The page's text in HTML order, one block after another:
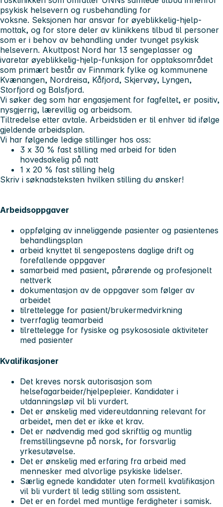
psykisk helsevern og rusbehandling for
voksne. Seksjonen har ansvar for øyeblikkelig-hjelp-
mottak, og for store deler av klinikkens tilbud til personer
som er i behov av behandling under tvunget psykisk
helsevern. Akuttpost Nord har 13 sengeplasser og
ivaretar øyeblikkelig-hjelp-funksjon for opptaksområdet
som primært består av Finnmark fylke og kommunene
Kvænangen, Nordreisa, Kåfjord, Skjervøy, Lyngen,
Storfjord og Balsfjord.
Vi søker deg som har engasjement for fagfeltet, er positiv,
nysgjerrig, lærevillig og arbeidsom.
Tiltredelse etter avtale. Arbeidstiden er til enhver tid ifølge
gjeldende arbeidsplan.
Vi har følgende ledige stillinger hos oss:
3 x 30 % fast stilling med arbeid for tiden
hovedsakelig på natt
1 x 20 % fast stilling helg
Skriv i søknadsteksten hvilken stilling du ønsker!
Arbeidsoppgaver
oppfølging av inneliggende pasienter og pasientenes
behandlingsplan
arbeid knyttet til sengepostens daglige drift og
forefallende oppgaver
samarbeid med pasient, pårørende og profesjonelt
nettverk
dokumentasjon av de oppgaver som følger av
arbeidet
tilrettelegge for pasient/brukermedvirkning
tverrfaglig teamarbeid
tilrettelegge for fysiske og psykososiale aktiviteter
med pasienter
Kvalifikasjoner
Det kreves norsk autorisasjon som
helsefagarbeider/hjelpepleier. Kandidater i
utdanningsløp vil bli vurdert.
Det er ønskelig med videreutdanning relevant for
arbeidet, men det er ikke et krav.
Det er nødvendig med god skriftlig og muntlig
fremstillingsevne på norsk, for forsvarlig
yrkesutøvelse.
Det er ønskelig med erfaring fra arbeid med
mennesker med alvorlige psykiske lidelser.
Særlig egnede kandidater uten formell kvalifikasjon
vil bli vurdert til ledig stilling som assistent.
Det er en fordel med muntlige ferdigheter i samisk.